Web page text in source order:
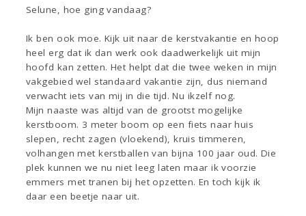
Selune, hoe ging vandaag?
Ik ben ook moe. Kijk uit naar de kerstvakantie en hoop
heel erg dat ik dan werk ook daadwerkelijk uit mijn
hoofd kan zetten. Het helpt dat die twee weken in mijn
vakgebied wel standaard vakantie zijn, dus niemand
verwacht iets van mij in die tijd. Nu ikzelf nog.
Mijn naaste was altijd van de grootst mogelijke
kerstboom. 3 meter boom op een fiets naar huis
slepen, recht zagen (vloekend), kruis timmeren,
volhangen met kerstballen van bijna 100 jaar oud. Die
plek kunnen we nu niet leeg laten maar ik voorzie
emmers met tranen bij het opzetten. En toch kijk ik
daar een beetje naar uit.